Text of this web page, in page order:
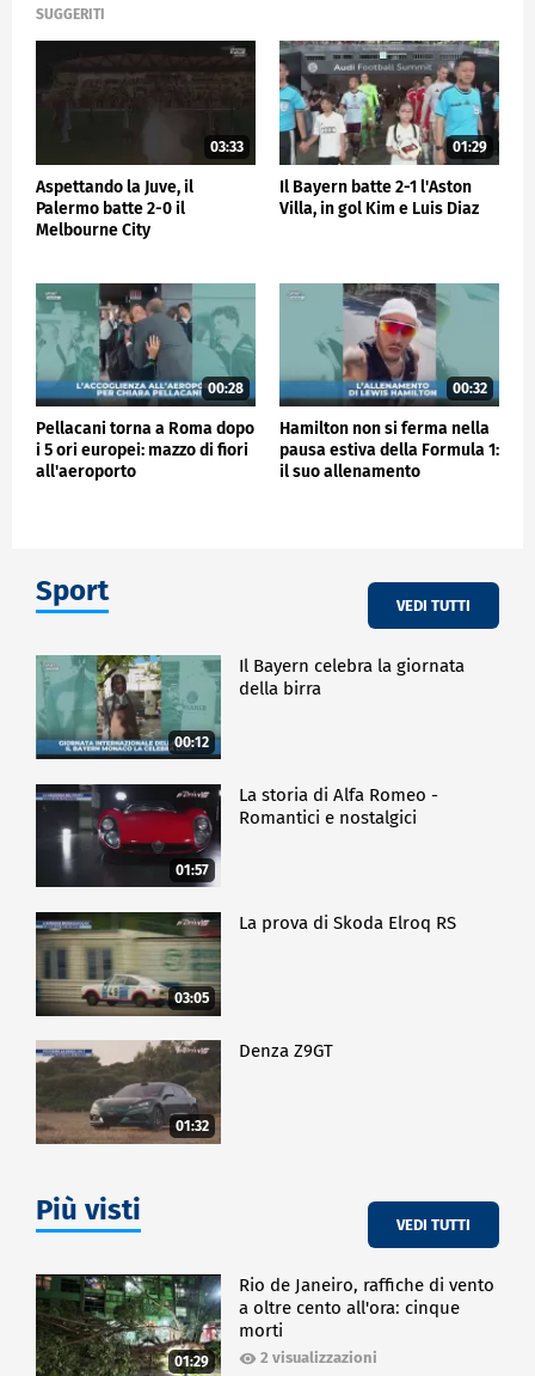
SUGGERITI
03:33
Aspettando la Juve, il
Palermo batte 2-0 il
Melbourne City
01:29
Il Bayern batte 2-1 l'Aston
Villa, in gol Kim e Luis Diaz
00:28
Pellacani torna a Roma dopo
i 5 ori europei: mazzo di fiori
all'aeroporto
00:32
Hamilton non si ferma nella
pausa estiva della Formula 1:
il suo allenamento
Sport VEDI TUTTI
00:12
Il Bayern celebra la giornata
della birra
01:57
La storia di Alfa Romeo -
Romantici e nostalgici
03:05
La prova di Skoda Elroq RS
01:32
Denza Z9GT
Più visti VEDI TUTTI
01:29
Rio de Janeiro, raffiche di vento
a oltre cento all'ora: cinque
morti
2 visualizzazioni